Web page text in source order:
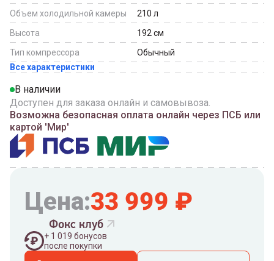
Объем холодильной камеры
210 л
Высота
192 см
Тип компрессора
Обычный
Все характеристики
В наличии
Доступен для заказа онлайн и самовывоза.
Возможна безопасная оплата онлайн через ПСБ или
картой 'Мир'
Цена:33 999 ₽
Фокс клуб
+ 1 019 бонусов
после покупки